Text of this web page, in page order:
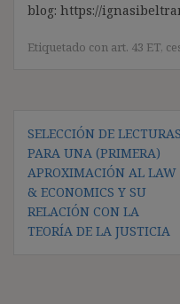
blog: https://
Etiquetado con art. 43 ET,
Navegación
de
entradas
SELECCIÓN DE LECTURAS
PARA UNA (PRIMERA)
APROXIMACIÓN AL LAW
& ECONOMICS Y SU
RELACIÓN CON LA
TEORÍA DE LA JUSTICIA